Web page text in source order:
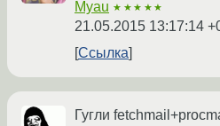
Myau ★★★★★
21.05.2015 13:17:14
Ссылка
Гугли